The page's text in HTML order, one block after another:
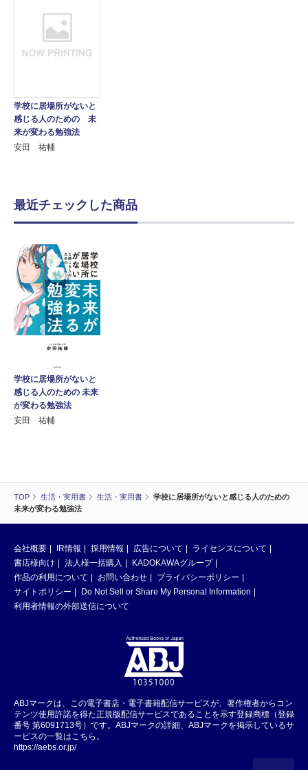
TOP 生活・実用書 生活・実用書
学校に居場所がないと感じる人のための
未来が変わる勉強法
学校に居場所がないと
感じる人のための 未
来が変わる勉強法
安田 祐輔
最近チェックした商品
学校に居場所がないと
感じる人のための 未来
が変わる勉強法
安田 祐輔
会社概要 IR情報 採用情報 広告について
ライセンスについて
書店様向け
法人様一括購入
KADOKAWAグループ
作品の利用について
お問い合わせ
プライバシーポリシー
サイトポリシー
Do Not Sell or Share My Personal Information
利用者情報の外部送信について
ABJマークは、この電子書店・電子書籍配信サービスが、著作権者からコン
テンツ使用許諾を得た正規版配信サービスであることを示す登録商標（登録
番号 第6091713号）です。ABJマークの詳細、ABJマークを掲示しているサ
ービスの一覧はこちら。
https://aebs.or.jp/